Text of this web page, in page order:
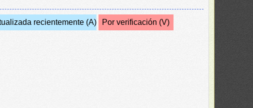
recientemente (A)
Por verificación (V)